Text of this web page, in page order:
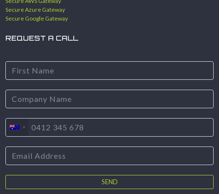
Secure Azure Gateway
Secure Google Gateway
REQUEST A CALL
SEND